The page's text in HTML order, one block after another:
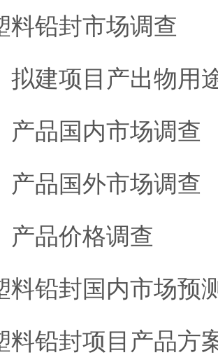
料铅封市场调查
拟建项目产出物用
产品国内市场调查
产品国外市场调查
产品价格调查
料铅封国内市场预
料铅封项目产品方